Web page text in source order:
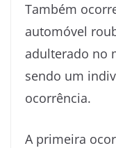
Também
automóvel
adulterado no
sendo um
ocorrência.
A primeira